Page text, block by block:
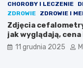
ł
e
ś
d
o
CHOROBY I LECZENIE
ZDROWIE
ZDROWIE I
Zdjęcia
jak wyglądają,
11 grudnia 2025